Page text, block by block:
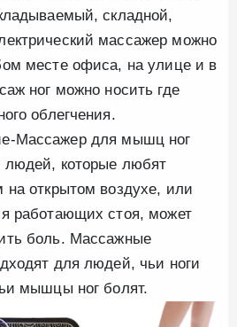
складной,
массажер можно
месте офиса, на улице и в
ног можно носить где
облегчения.
Массажер для мышц ног
людей, которые любят
на открытом воздухе, или
работающих стоя, может
боль. Массажные
для людей, чьи ноги
мышцы ног болят.